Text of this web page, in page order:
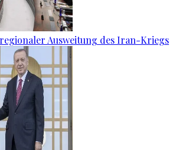
Ausweitung des Iran-Kriegs